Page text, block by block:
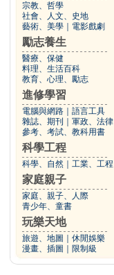
宗教、哲學
社會、人文、史地
藝術、美學
電影戲劇
勵志養生
醫療、保健
料理、生活百科
教育、心理、勵志
進修學習
電腦與網路
語言工具
雜誌、期刊
軍政、法律
參考、考試、教科用書
科學工程
科學、自然 工業、工程
家庭親子
家庭、親子、人際
青少年、童書
玩樂天地
旅遊、地圖
休閒娛樂
漫畫、插圖
限制級